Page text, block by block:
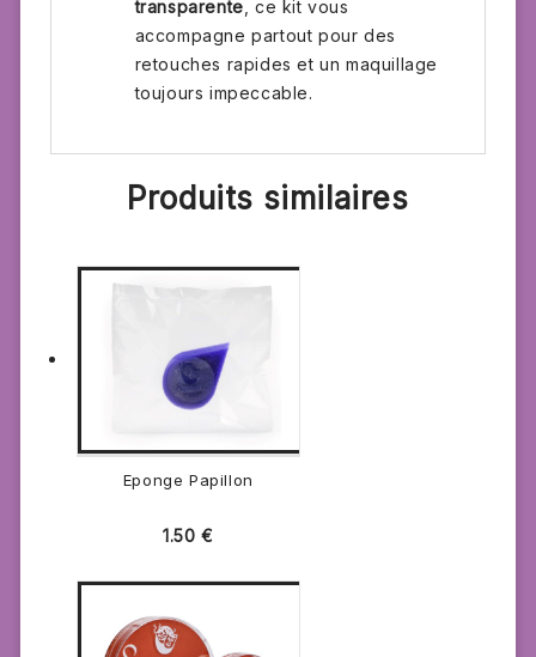
transparente , ce kit vous
accompagne partout pour des
retouches rapides et un maquillage
toujours impeccable.
Produits similaires
Eponge Papillon
1.50€